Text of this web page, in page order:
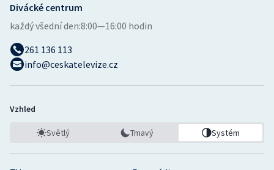
Divácké centrum
každý všední den:8:00—16:00 hodin
261 136 113
info@ceskatelevize.cz
Vzhled
Světlý Tmavý Systém